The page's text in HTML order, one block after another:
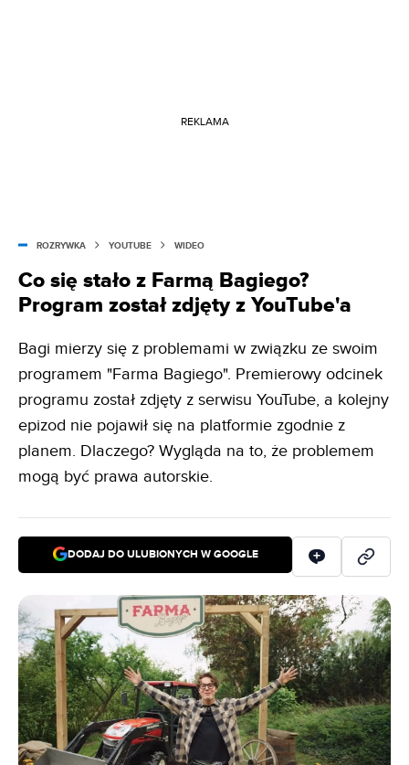
REKLAMA
ROZRYWKA YOUTUBE WIDEO
Co się stało z Farmą Bagiego?
Program został zdjęty z YouTube'a
Bagi mierzy się z problemami w związku ze swoim
programem "Farma Bagiego". Premierowy odcinek
programu został zdjęty z serwisu YouTube, a kolejny
epizod nie pojawił się na platformie zgodnie z
planem. Dlaczego? Wygląda na to, że problemem
mogą być prawa autorskie.
DODAJ DO ULUBIONYCH W GOOGLE